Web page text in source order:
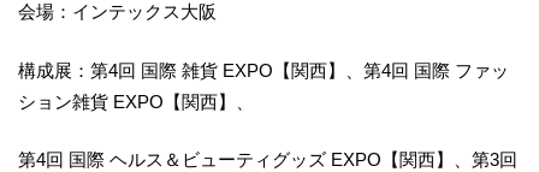
会場：インテックス大阪
構成展：第4回 国際 雑貨 EXPO【関西】、第4回 国際 ファッ
ション雑貨 EXPO【関西】、
第4回 国際 ヘルス＆ビューティグッズ EXPO【関西】、第3回